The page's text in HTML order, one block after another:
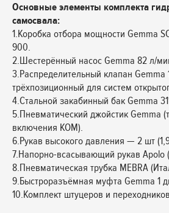
Основные элементы комплекта
самосвала:
1.Коробка отбора мощности Gemma
900.
2.Шестерённый насос Gemma 82 л/
3.Распределительный клапан Gemma
трёхпозиционный для систем
4.Стальной закабинный бак Gemma
5.Пневматический джойстик Gemma
включения КОМ).
6.Рукав высокого давления — 2 шт
7.Напорно-всасывающий рукав Apolo
8.Пневматическая трубка MEBRA
9.Быстроразъёмная муфта Gemma 1
10.Комплект штуцеров и